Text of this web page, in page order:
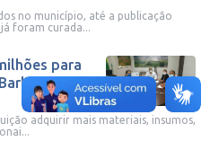
no município, até a publicação
foram curada...
para
adquirir mais materiais, insumos,